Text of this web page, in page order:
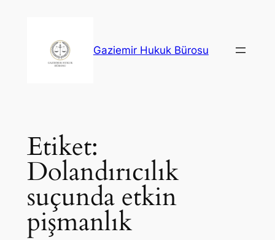
Gaziemir Hukuk Bürosu
Etiket:
Dolandırıcılık
suçunda etkin
pişmanlık